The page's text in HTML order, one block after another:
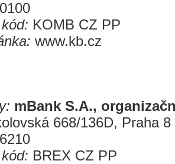
0100
KOMB CZ PP
www.kb.cz
mBank S.A.,
668/136D, Praha 8
6210
BREX CZ PP